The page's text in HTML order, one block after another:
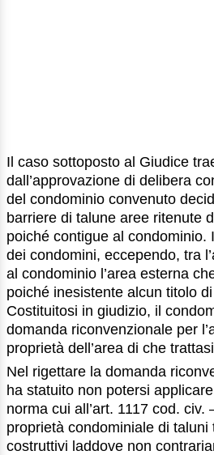
Il caso sottoposto al Giudice
dall’approvazione di delibera
del condominio convenuto
barriere di talune aree ritenute
poiché contigue al condominio.
dei condomini, eccependo, tra
al condominio l’area esterna
poiché inesistente alcun titolo
Costituitosi in giudizio, il
domanda riconvenzionale per
proprietà dell’area di che
Nel rigettare la domanda
ha statuito non potersi
norma cui all’art. 1117 cod. civ.
proprietà condominiale di taluni
costruttivi laddove non